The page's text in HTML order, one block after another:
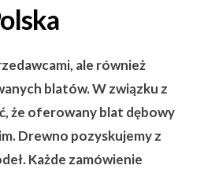
ale również
blatów. W związku z
że oferowany blat dębowy
Drewno pozyskujemy z
Każde zamówienie